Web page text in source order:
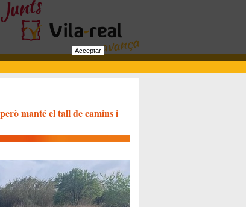
manté el tall de camins i
Acceptar